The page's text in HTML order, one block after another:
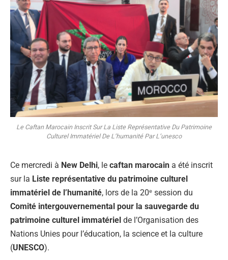
Le Caftan Marocain Inscrit Sur La Liste Représentative Du Patrimoine
Culturel Immatériel De L’humanité Par L’unesco
Ce mercredi à New Delhi, le caftan marocain a été inscrit
sur la Liste représentative du patrimoine culturel
immatériel de l’humanité, lors de la 20ᵉ session du
Comité intergouvernemental pour la sauvegarde du
patrimoine culturel immatériel de l’Organisation des
Nations Unies pour l’éducation, la science et la culture
(UNESCO).